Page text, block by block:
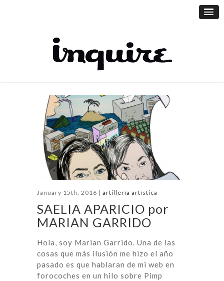
January 15th, 2016 | artillería artística
SAELIA APARICIO por
MARIAN GARRIDO
Hola, soy Marian Garrido. Una de las
cosas que más ilusión me hizo el año
pasado es que hablaran de mi web en
forocoches en un hilo sobre Pimp